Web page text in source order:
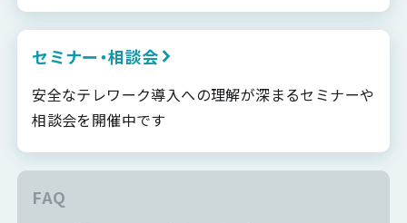
セミナー・相談会
安全なテレワーク導入への理解が深まるセミナーや
相談会を開催中です
FAQ